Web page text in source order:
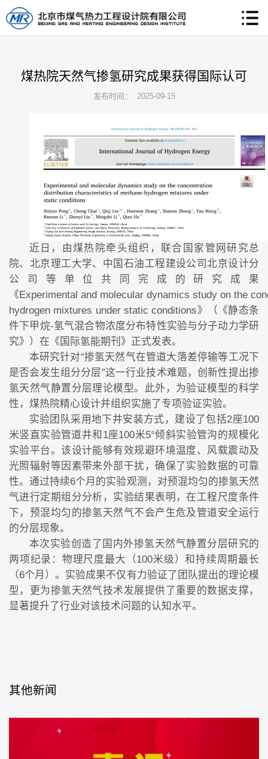
煤热院天然气掺氢研究成果获得国际认可
发布时间： 2025-09-15
近日，由煤热院牵头组织，联合国家管网研究总
院、北京理工大学、中国石油工程建设公司北京设计分
公司等单位共同完成的研究成果
《Experimental and molecular dynamics study on the
hydrogen mixtures under static conditions》（《静态条
件下甲烷-氢气混合物浓度分布特性实验与分子动力学研
究》）在《国际氢能期刊》正式发表。
本研究针对“掺氢天然气在管道大落差停输等工况下
是否会发生组分分层”这一行业技术难题，创新性提出掺
氢天然气静置分层理论模型。此外，为验证模型的科学
性，煤热院精心设计并组织实施了专项验证实验。
实验团队采用地下井安装方式，建设了包括2座100
米竖直实验管道井和1座100米5°倾斜实验管沟的规模化
实验平台。该设计能够有效规避环境温度、风载震动及
光照辐射等因素带来外部干扰，确保了实验数据的可靠
性。通过持续6个月的实验观测，对预混均匀的掺氢天然
气进行定期组分分析，实验结果表明，在工程尺度条件
下，预混均匀的掺氢天然气不会产生危及管道安全运行
的分层现象。
本次实验创造了国内外掺氢天然气静置分层研究的
两项纪录：物理尺度最大（100米级）和持续周期最长
（6个月）。实验成果不仅有力验证了团队提出的理论模
型，更为掺氢天然气技术发展提供了重要的数据支撑，
显著提升了行业对该技术问题的认知水平。
其他新闻
2022年度“优培计划”招聘应届优秀大学毕业生成绩公示
煤热院喜获2021年度电力科技创新奖一等奖
煤热院中标首发集团“承平高速公路、京密路道路工程”
燃气拆改移设计
煤热院收到北京市发展改革委感谢信
煤热院中标首个智慧燃气五年发展战略咨询项目